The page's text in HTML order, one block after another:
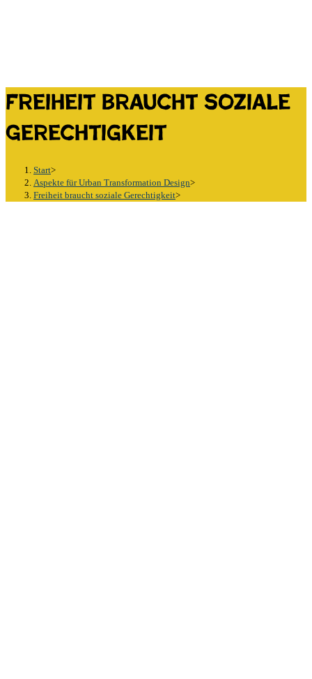
Freiheit braucht soziale
Gerechtigkeit
Start>
Aspekte für Urban Transformation Design>
Freiheit braucht soziale Gerechtigkeit>